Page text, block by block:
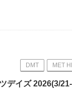
DMT MET
デイズ 2026(3/